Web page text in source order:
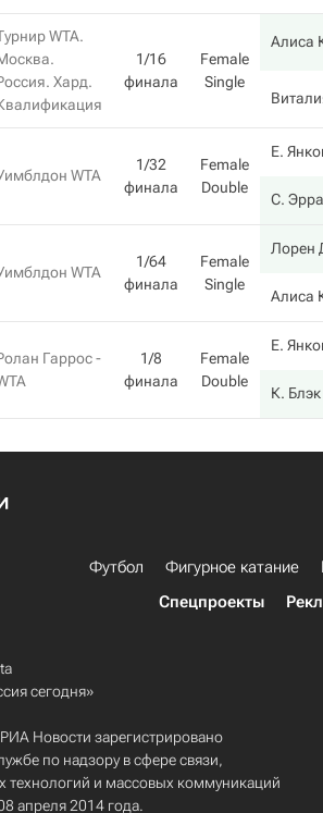
WTA.
Хард.
1/16
финала
Female
Single
Алиса
WTA
1/32
финала
Female
Double
Е.
С.
WTA
1/64
финала
Female
Single
Лорен
Алиса
Гаррос -
1/8
финала
Female
Double
Е.
К. Блэк
Футбол Фигурное катание
Спецпроекты
сегодня»
Новости зарегистрировано
по надзору в сфере связи,
и массовых коммуникаций
апреля 2014 года.